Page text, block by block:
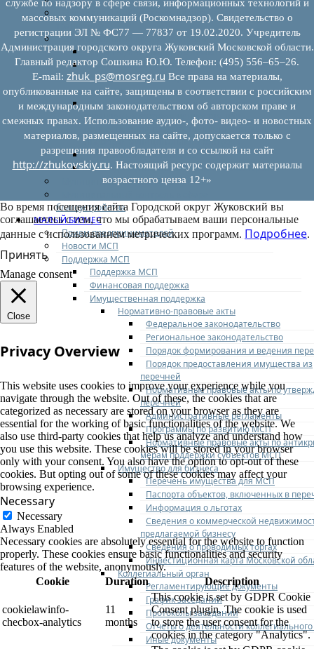
Муниципальный контроль на автомобильном
транспорте
Муниципальный лесной контроль
Орган муниципального лесного контроля
Нормативно-правовые акты (НПА), регулирующие
осуществление муниципального лесного
контроля:
Управление рисками причинения вреда (ущерба)
охраняемым законом ценностям при
осуществлении государственного контроля
(надзора), муниципального контроля
Программа профилактики
Доклады муниципального лесного контроля
Муниципальный контроль за ЕТО
благоустройства
МАЛЫЙ БИЗНЕС
Прием предпринимателей
Новости МСП
Поддержка МСП
Поддержка МСП
Финансовая поддержка
Имущественная поддержка
Нормативно-правовые акты
Федеральное законодательство
Региональное законодательство
Порядок формирования и ведения
Порядок предоставления имущества из
перечней
Нормативные правовые акты по
перечней
Административные регламенты
Программы по развитию МСП
Нормативные правовые акты по
мерам поддержки субъектов МСП
Имущество для бизнеса
Перечень имущества для МСП
Паспорта объектов, включенных в
Информация о льготах
Сведения о коммерческой
предлагаемой бизнесу
Сведения о проводимых торгах
Инвестиционная карта Московской
Коллегиальный орган
Регламентирующие документы
График заседаний
Протоколы заседаний
Отчеты о деятельности
Иные документы
службе по надзору в сфере связи, информационных технологий и
массовых коммуникаций (Роскомнадзор). Свидетельство о
регистрации ЭЛ № ФС77 — 77837 от 19.02.2020. Учредитель
Администрация городского округа Жуковский Московской области.
Главный редактор Сошкина Ю.Ю. Телефон: (495) 556–65–26.
E‑mail: zhuk_ps@mosreg.ru Все права на материалы,
опубликованные на сайте, защищены в соответствии с российским
и международным законодательством об авторском праве и
смежных правах. Использование аудио-, фото- видео- и новостных
материалов, размещенных на сайте, допускается только с
разрешения правообладателя и со ссылкой на сайт
http://zhukovskiy.ru. Настоящий ресурс содержит материалы
возрастного ценза 12+»
Во время посещения сайта Городской округ Жуковский вы
соглашаетесь с тем, что мы обрабатываем ваши персональные
данные с использованием метрических программ. Подробнее.
Принять
Manage consent
Close
Privacy Overview
This website uses cookies to improve your experience while you
navigate through the website. Out of these, the cookies that are
categorized as necessary are stored on your browser as they are
essential for the working of basic functionalities of the website. We
also use third-party cookies that help us analyze and understand how
you use this website. These cookies will be stored in your browser
only with your consent. You also have the option to opt-out of these
cookies. But opting out of some of these cookies may affect your
browsing experience.
Necessary
Necessary
Always Enabled
Necessary cookies are absolutely essential for the website to function
properly. These cookies ensure basic functionalities and security
features of the website, anonymously.
Cookie
Duration Description
cookielawinfo-
checbox-analytics
11
months
This cookie is set by GDPR Cookie
Consent plugin. The cookie is used
to store the user consent for the
cookies in the category "Analytics".